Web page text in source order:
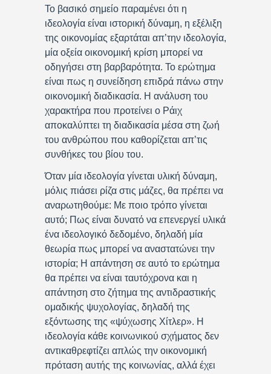
Το βασικό σημείο παραμένει ότι η
ιδεολογία είναι ιστορική δύναμη, η εξέλιξη
της οικονομίας εξαρτάται απ’την ιδεολογία,
μία οξεία οικονομική κρίση μπορεί να
οδηγήσει στη βαρβαρότητα. Το ερώτημα
είναι πως η συνείδηση επιδρά πάνω στην
οικονομική διαδικασία. Η ανάλυση του
χαρακτήρα που προτείνει ο Ράιχ
αποκαλύπτει τη διαδικασία μέσα στη ζωή
του ανθρώπου που καθορίζεται απ’τις
συνθήκες του βίου του.
Όταν μία ιδεολογία γίνεται υλική δύναμη,
μόλις πιάσει ρίζα στις μάζες, θα πρέπει να
αναρωτηθούμε: Με ποιο τρόπο γίνεται
αυτό; Πως είναι δυνατό να επενεργεί υλικά
ένα ιδεολογικό δεδομένο, δηλαδή μία
θεωρία πως μπορεί να αναστατώνει την
ιστορία; Η απάντηση σε αυτό το ερώτημα
θα πρέπει να είναι ταυτόχρονα και η
απάντηση στο ζήτημα της αντιδραστικής
ομαδικής ψυχολογίας, δηλαδή της
εξόντωσης της «ψύχωσης Χίτλερ». Η
ιδεολογία κάθε κοινωνικού σχήματος δεν
αντικαθρεφτίζει απλώς την οικονομική
πρόταση αυτής της κοινωνίας, αλλά έχει